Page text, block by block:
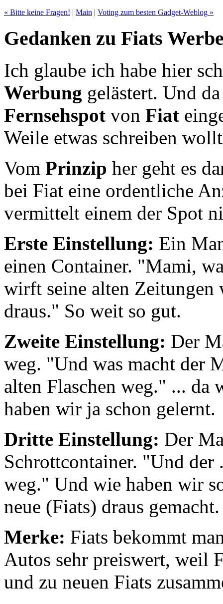
« Bitte keine Fragen! | Main | Voting zum besten Gadget-Weblog »
Gedanken zu Fiats
Ich glaube ich habe hier
Werbung gelästert. Und
Fernsehspot von Fiat
Weile etwas schreiben
Vom Prinzip her geht es
bei Fiat eine ordentliche
vermittelt einem der Spot
Erste Einstellung: Ein
einen Container. "Mami,
wirft seine alten Zeitungen
draus." So weit so gut.
Zweite Einstellung: Der
weg. "Und was macht der
alten Flaschen weg." ... da
haben wir ja schon gelernt.
Dritte Einstellung: Der
Schrottcontainer. "Und
weg." Und wie haben wir
neue (Fiats) draus gemacht.
Merke: Fiats bekommt
Autos sehr preiswert, weil
und zu neuen Fiats